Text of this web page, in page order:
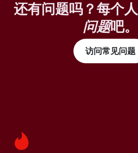
还有问题吗？每个
问题吧。
访问常见问题